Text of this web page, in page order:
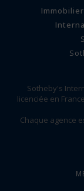
Sotheby's
licenciée en
Chaque agence